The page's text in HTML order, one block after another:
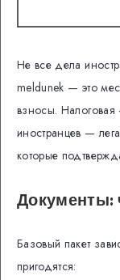
Не все дела
meldunek — это
взносы.
иностранцев —
которые
Документы:
Базовый пакет
пригодятся: